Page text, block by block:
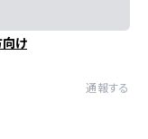
け
通報する